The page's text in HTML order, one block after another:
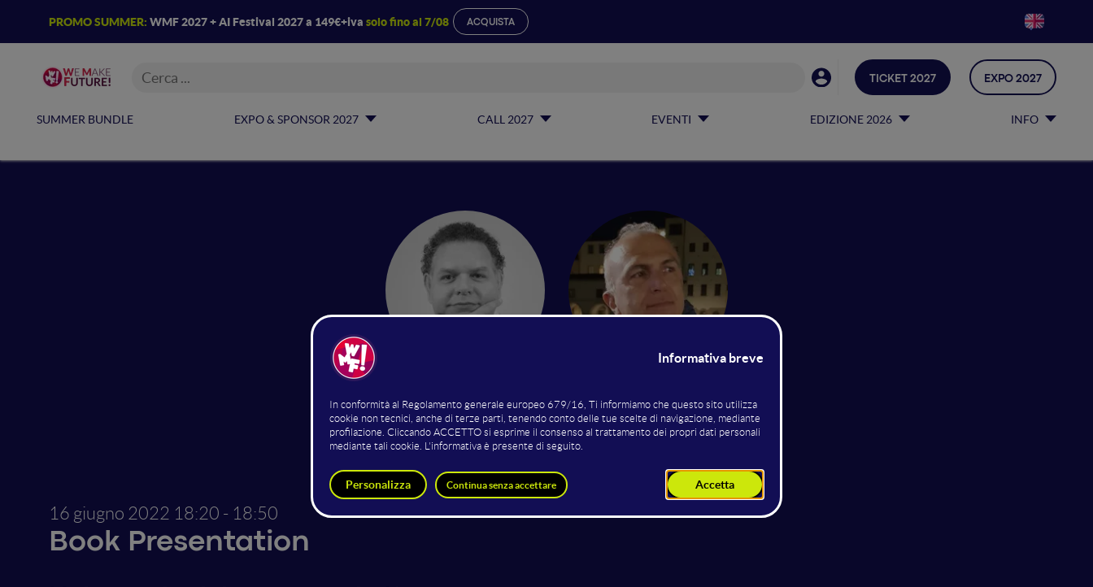
PROMO SUMMER: WMF 2027 + AI Festival 2027 a 149€+iva solo fino al 7/08 ACQUISTA
SUMMER BUNDLE EXPO & SPONSOR 2027 CALL 2027 EVENTI EDIZIONE 2026 INFO
TICKET 2027 EXPO 2027
Brand strategist e neuromarketer -
Founder & CEO Neuromarketing
Italia – Docente universitario
Publisher & Moderator
Hoepli Editore
16 giugno 2022 18:20 - 18:50
Book Presentation